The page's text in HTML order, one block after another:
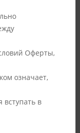
Оферты,
означает,
вступать в